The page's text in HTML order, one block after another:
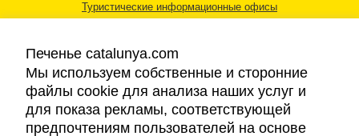
Туристические информационные офисы
Правовая информация
Печенье catalunya.com
Мы используем собственные и сторонние
файлы cookie для анализа наших услуг и
для показа рекламы, соответствующей
предпочтениям пользователей на основе